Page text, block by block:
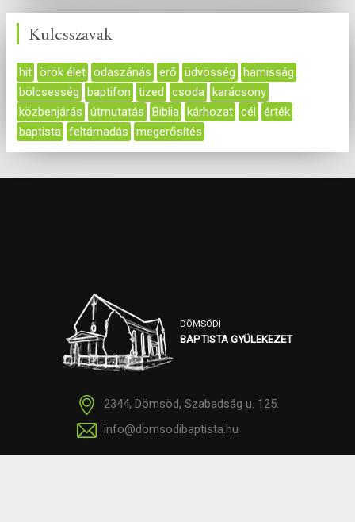
Kulcsszavak
hit örök élet odaszánás erő üdvösség
hamisság
bölcsesség
baptifon tized csoda
karácsony
közbenjárás
útmutatás Biblia kárhozat cél
érték
baptista feltámadás megerősítés
DÖMSÖDI
BAPTISTA GYÜLEKEZET
2344, Dömsöd, Szabadság u. 125.
info@domsodibaptista.hu